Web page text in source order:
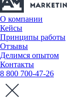
О компании
Кейсы
Принципы работы
Отзывы
Делимся опытом
Контакты
8 800 700-47-26